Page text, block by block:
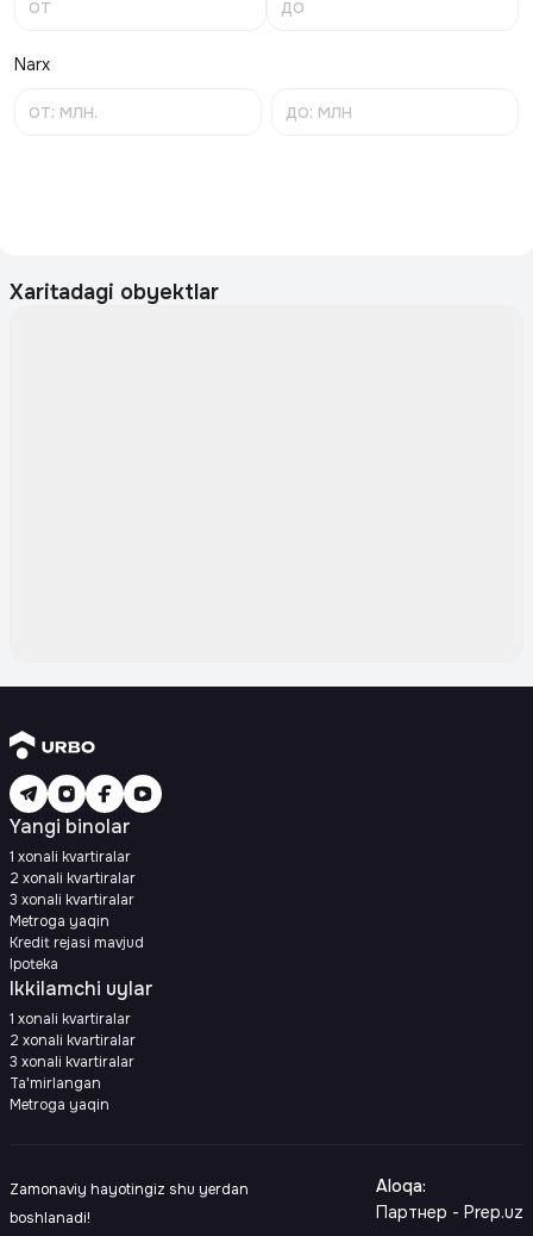
Narx
Xaritadagi obyektlar
Yangi binolar
1 xonali kvartiralar
2 xonali kvartiralar
3 xonali kvartiralar
Metroga yaqin
Kredit rejasi mavjud
Ipoteka
Ikkilamchi uylar
1 xonali kvartiralar
2 xonali kvartiralar
3 xonali kvartiralar
Ta'mirlangan
Metroga yaqin
Zamonaviy hayotingiz shu yerdan
boshlanadi!
Aloqa:
Партнер - Prep.uz